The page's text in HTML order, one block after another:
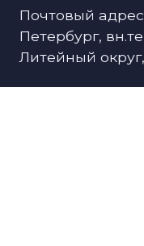
Почтовый
Петербург,
Литейный